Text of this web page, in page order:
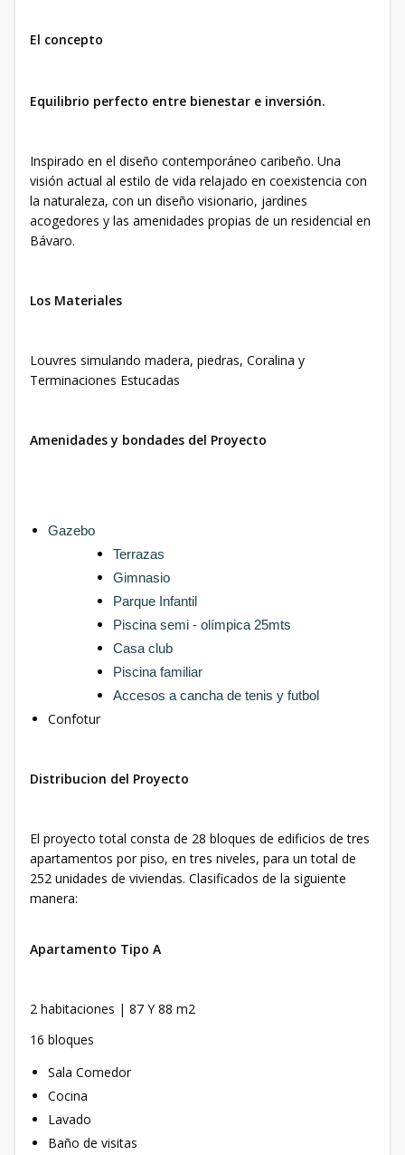
El concepto
Equilibrio perfecto entre bienestar e inversión.
Inspirado en el diseño contemporáneo caribeño. Una
visión actual al estilo de vida relajado en coexistencia con
la naturaleza, con un diseño visionario, jardines
acogedores y las amenidades propias de un residencial en
Bávaro.
Los Materiales
Louvres simulando madera, piedras, Coralina y
Terminaciones Estucadas
Amenidades y bondades del Proyecto
Gazebo
Terrazas
Gimnasio
Parque Infantil
Piscina semi - olímpica 25mts
Casa club
Piscina familiar
Accesos a cancha de tenis y futbol
Confotur
Distribucion del Proyecto
El proyecto total consta de 28 bloques de edificios de tres
apartamentos por piso, en tres niveles, para un total de
252 unidades de viviendas. Clasificados de la siguiente
manera:
Apartamento Tipo A
2 habitaciones | 87 Y 88 m2
16 bloques
Sala Comedor
Cocina
Lavado
Baño de visitas